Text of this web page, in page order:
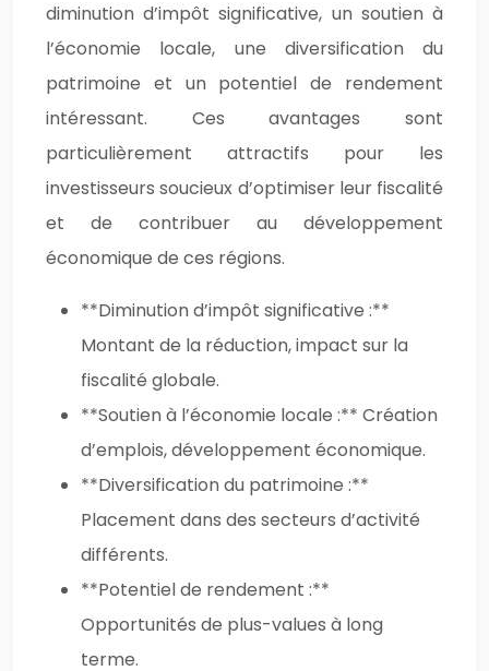
diminution d’impôt significative, un soutien à
l’économie locale, une diversification du
patrimoine et un potentiel de rendement
intéressant. Ces avantages sont
particulièrement attractifs pour les
investisseurs soucieux d’optimiser leur fiscalité
et de contribuer au développement
économique de ces régions.
**Diminution d’impôt significative :**
Montant de la réduction, impact sur la
fiscalité globale.
**Soutien à l’économie locale :** Création
d’emplois, développement économique.
**Diversification du patrimoine :**
Placement dans des secteurs d’activité
différents.
**Potentiel de rendement :**
Opportunités de plus-values à long
terme.